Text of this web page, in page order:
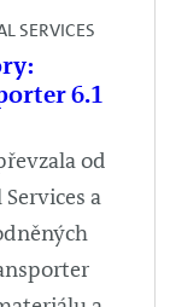
SERVICES
6.1
od
a